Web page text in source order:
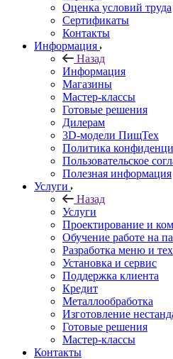
Оценка условий труда
Сертификаты
Контакты
Информация
Назад
Информация
Магазины
Мастер-классы
Готовые решения
Дилерам
3D-модели ПищТех
Политика
Пользовательское
Полезная информация
Услуги
Назад
Услуги
Проектирование и
Обучение работе на
Разработка меню и
Установка и сервис
Поддержка клиента
Кредит
Металлообработка
Изготовление
Готовые решения
Мастер-классы
Контакты